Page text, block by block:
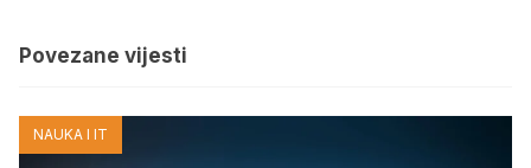
Povezane vijesti
NAUKA I IT